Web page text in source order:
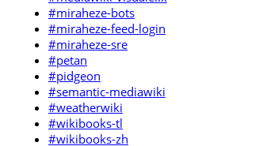
#miraheze-bots
#miraheze-feed-login
#miraheze-sre
#petan
#pidgeon
#semantic-mediawiki
#weatherwiki
#wikibooks-tl
#wikibooks-zh